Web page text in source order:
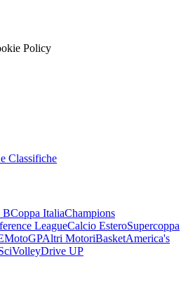
Policy
Classifiche
BCoppa ItaliaChampions
LeagueCalcio EsteroSupercoppa
MotoGPAltri MotoriBasketAmerica's
VolleyDrive UP